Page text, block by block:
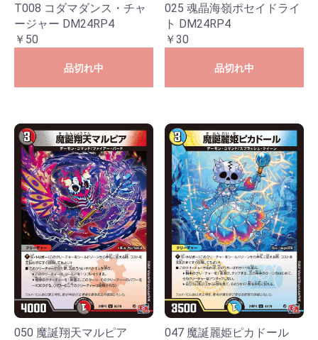
T008 コダマダンス・チャ
ージャー DM24RP4
￥50
品切れ中
025 魂晶海嶺ポセイドライ
ト DM24RP4
￥30
品切れ中
050 魔誕翔天マルピア
047 魔誕麗姫ピカドール